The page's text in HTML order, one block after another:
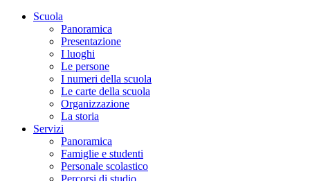
Scuola
Panoramica
Presentazione
I luoghi
Le persone
I numeri della scuola
Le carte della scuola
Organizzazione
La storia
Servizi
Panoramica
Famiglie e studenti
Personale scolastico